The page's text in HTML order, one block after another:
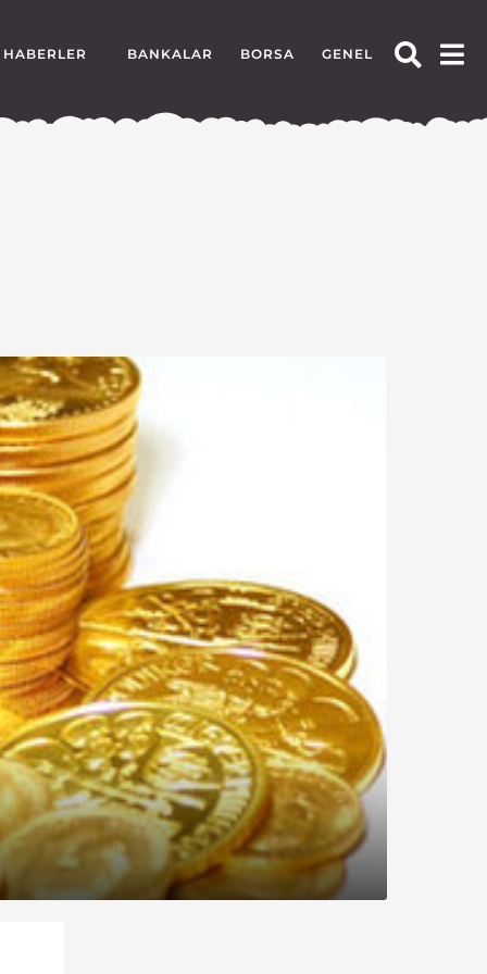
HABERLER BANKALAR BORSA GENEL